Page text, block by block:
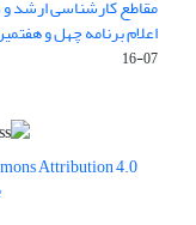
مقاطع کارشناسی ارشد
اعلام برنامه چهل و
07-16
Attribution 4.0